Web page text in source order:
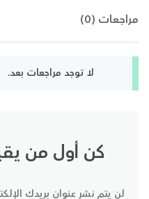
مراجعات (0)
لا توجد مراجعات بعد.
كن أول من
لن يتم نشر عنوان بريدك